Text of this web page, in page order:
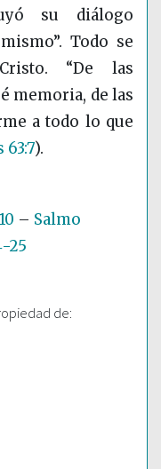
su diálogo
Todo se
“De las
memoria, de las
a todo lo que
63:7).
– Salmo
25
de: